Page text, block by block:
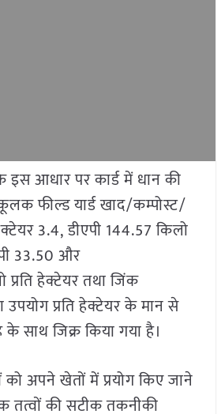
इस आधार पर कार्ड में धान की
फील्ड यार्ड खाद/कम्पोस्ट/
3.4, डीएपी 144.57 किलो
33.50 और
प्रति हेक्टेयर तथा जिंक
प्रति हेक्टेयर के मान से
साथ जिक्र किया गया है।
को अपने खेतों में प्रयोग किए जाने
तत्वों की सटीक तकनीकी